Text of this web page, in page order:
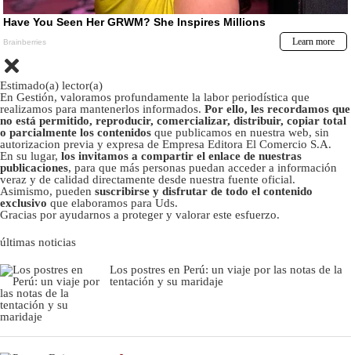
Estimado(a) lector(a)
En Gestión, valoramos profundamente la labor periodística que
realizamos para mantenerlos informados. Por ello, les recordamos que
no está permitido, reproducir, comercializar, distribuir, copiar total
o parcialmente los contenidos que publicamos en nuestra web, sin
autorizacion previa y expresa de Empresa Editora El Comercio S.A.
En su lugar, los invitamos a compartir el enlace de nuestras
publicaciones, para que más personas puedan acceder a información
veraz y de calidad directamente desde nuestra fuente oficial.
Asimismo, pueden suscribirse y disfrutar de todo el contenido
exclusivo que elaboramos para Uds.
Gracias por ayudarnos a proteger y valorar este esfuerzo.
últimas noticias
Los postres en Perú: un viaje por las notas de la
tentación y su maridaje